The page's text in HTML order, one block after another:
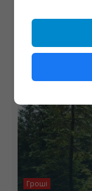
У
розпочали
Гроші